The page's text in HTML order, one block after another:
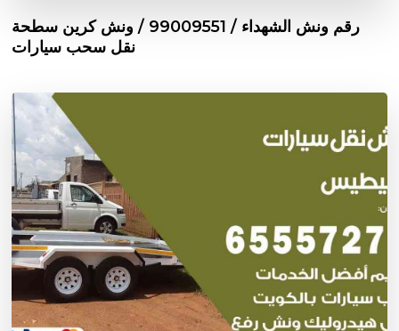
رقم ونش الشهداء / 99009551‬ / ونش كرين سطحة
نقل سحب سيارات